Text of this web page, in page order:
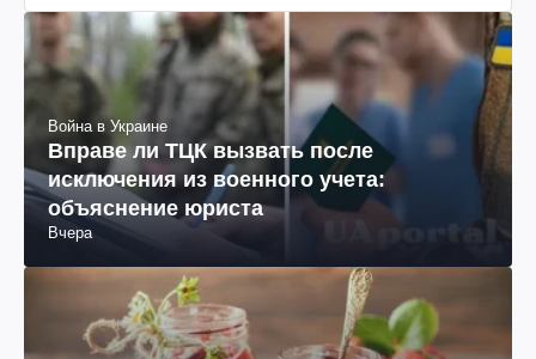
Война в Украине
Вправе ли ТЦК вызвать после
исключения из военного учета:
объяснение юриста
Вчера